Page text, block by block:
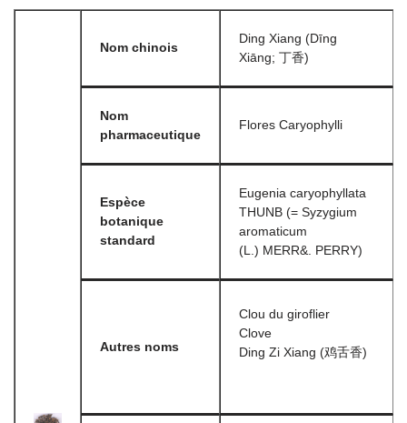
Nom chinois
Ding Xiang (Dīng
Xiāng; 丁香)
Nom
pharmaceutique
Flores Caryophylli
Espèce
botanique
standard
Eugenia caryophyllata
THUNB (= Syzygium
aromaticum
(L.) MERR&. PERRY)
Autres noms
Clou du giroflier
Clove
Ding Zi Xiang (鸡舌香)